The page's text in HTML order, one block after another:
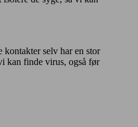
kontakter selv har en stor
kan finde virus, også før